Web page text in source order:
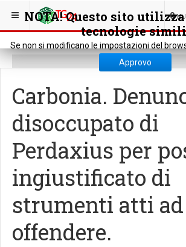
NOTA! Questo sito
tecnologie
Se non si modificano le impostazioni del
Approvo
0
SEI QUI: CRONACA CRONACA LOCALE
Carbonia.
disoccupato di
Perdaxius per
ingiustificato di
strumenti atti ad
offendere.